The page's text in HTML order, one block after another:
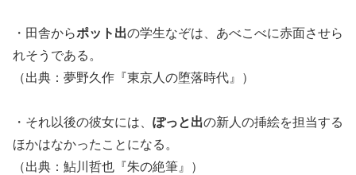
・田舎からポット出の学生なぞは、あべこべに赤面させら
れそうである。
（出典：夢野久作『東京人の堕落時代』）
・それ以後の彼女には、 ぽっと出の新人の挿絵を担当する
ほかはなかったことになる。
（出典：鮎川哲也『朱の絶筆』）